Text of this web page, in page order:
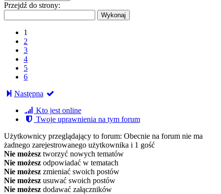
Przejdź do strony:
1
2
3
4
5
6
Następna
Kto jest online
Twoje uprawnienia na tym forum
Użytkownicy przeglądający to forum: Obecnie na forum nie ma
żadnego zarejestrowanego użytkownika i 1 gość
Nie możesz tworzyć nowych tematów
Nie możesz odpowiadać w tematach
Nie możesz zmieniać swoich postów
Nie możesz usuwać swoich postów
Nie możesz dodawać załączników